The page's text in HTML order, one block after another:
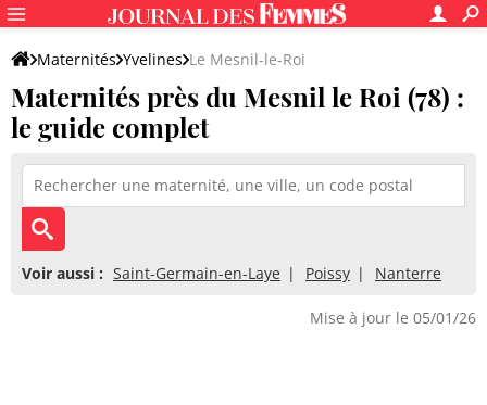
Maternités Yvelines Le Mesnil-le-Roi
Maternités près du Mesnil le Roi (78) :
le guide complet
Voir aussi : Saint-Germain-en-Laye Poissy Nanterre
Mise à jour le 05/01/26